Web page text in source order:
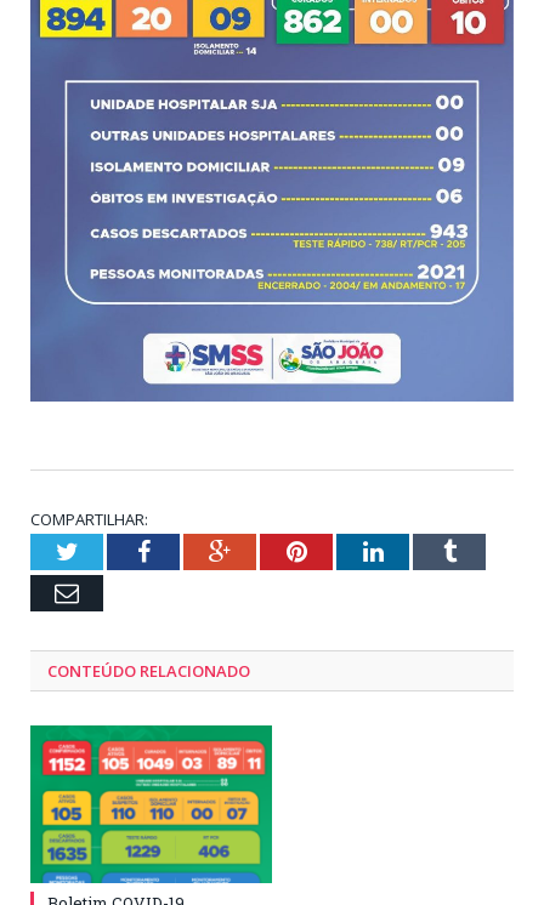
COMPARTILHAR:
TwitterFacebookGoogle+PinterestLinkedInTumblr
Email
CONTEÚDO RELACIONADO